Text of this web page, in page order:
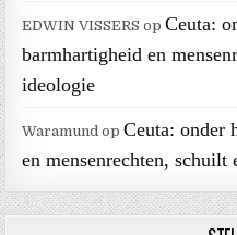
EDWIN VISSERS opCeuta:
barmhartigheid en
ideologie
Waramund opCeuta: onder
en mensenrechten,